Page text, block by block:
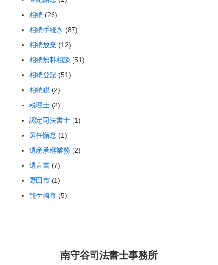
相続 (26)
相続手続き (87)
相続放棄 (12)
相続無料相談 (51)
相続登記 (51)
相続税 (2)
税理士 (2)
認定司法書士 (1)
選任懈怠 (1)
遺産承継業務 (2)
遺言書 (7)
野田市 (1)
龍ケ崎市 (5)
南守谷司法書士事務所